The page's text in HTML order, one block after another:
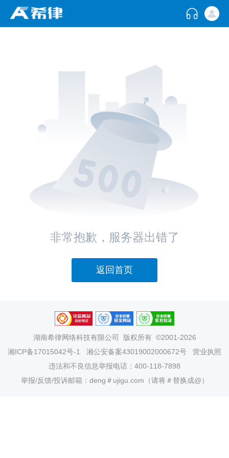
非常抱歉，服务器出错了
返回首页
湖南希律网络科技有限公司
版权所有 ©2001-2026
湘ICP备17015042号-1
湘公安备案43019002000672号
营业执照
违法和不良信息举报电话：400-118-7898
举报/反馈/投诉邮箱：deng＃ujigu.com（请将＃替换成@）